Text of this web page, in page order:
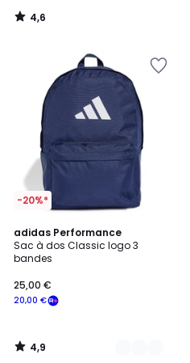
4,6
/
-20%*
adidas Performance
Sac à dos Classic logo 3
bandes
20,00 €
25,00 €
4,9
/ 5
4
Couleurs
4,9
/